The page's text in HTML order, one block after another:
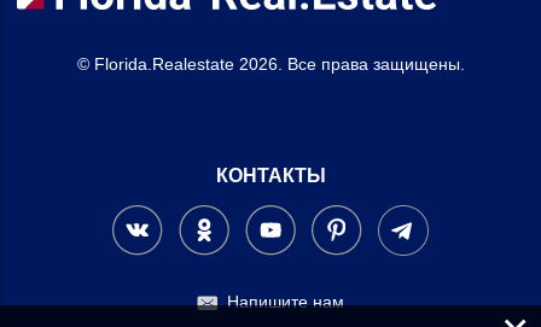
© Florida.Realestate 2026. Все права защищены.
КОНТАКТЫ
Напишите нам